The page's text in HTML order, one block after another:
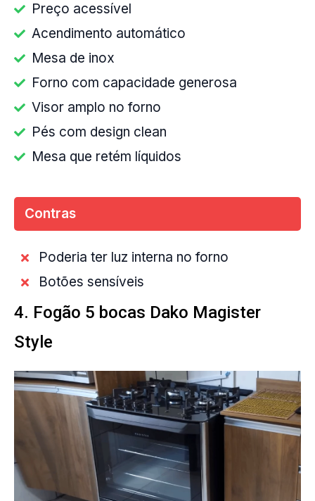
Preço acessível
Acendimento automático
Mesa de inox
Forno com capacidade generosa
Visor amplo no forno
Pés com design clean
Mesa que retém líquidos
Contras
Poderia ter luz interna no forno
Botões sensíveis
4. Fogão 5 bocas Dako Magister
Style